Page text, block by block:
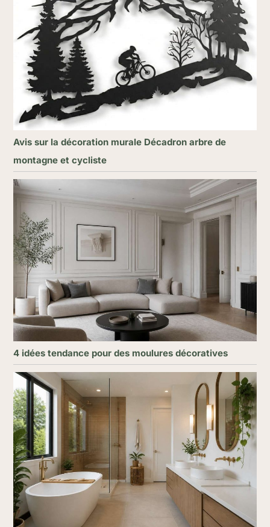
Avis sur la décoration murale Décadron arbre de
montagne et cycliste
4 idées tendance pour des moulures décoratives